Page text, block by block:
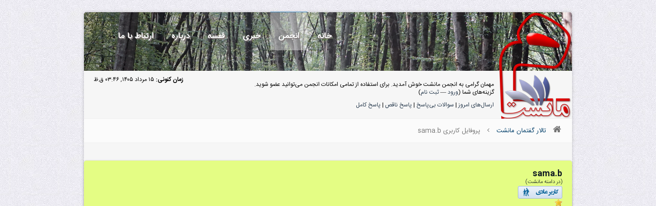
خانه انجمن خبری قفسه درباره ارتباط با ما
زمان کنونی: ۱۵ مرداد ۱۴۰۵, ۰۳:۴۶ ق.ظ
مهمان گرامی به انجمن مانشت خوش آمدید. برای استفاده از تمامی امکانات انجمن می‌توانید عضو شوید.
گزینه‌های شما (ورود—ثبت نام)
ارسال‌های امروز| سوالات بی‌پاسخ | پاسخ ناقص | پاسخ کامل
تالار گفتمان مانشت پروفایل کاربری sama.b
sama.b
(در دامنه مانشت)